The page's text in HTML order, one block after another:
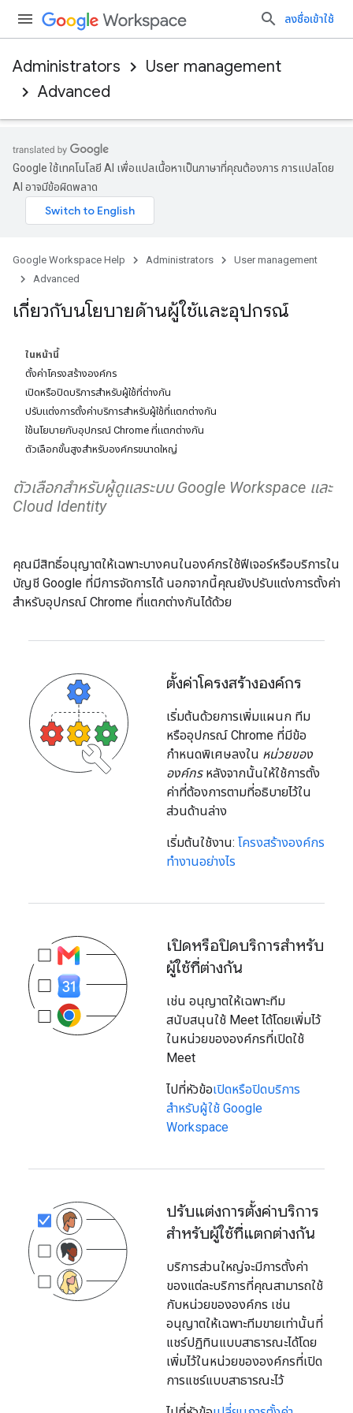
ลงชื่อเข้าใช้
Administrators
User management
Advanced
Google ใช้เทคโนโลยี AI เพื่อแปลเนื้อหาเป็นภาษาที่คุณต้องการ การแปลโดย
AI อาจมีข้อผิดพลาด
Google Workspace Help Administrators
User management
Advanced
เกี่ยวกับนโยบายด้านผู้ใช้และอุปกรณ์
ในหน้านี้
ตั้งค่าโครงสร้างองค์กร
เปิดหรือปิดบริการสำหรับผู้ใช้ที่ต่างกัน
ปรับแต่งการตั้งค่าบริการสำหรับผู้ใช้ที่แตกต่างกัน
ใช้นโยบายกับอุปกรณ์ Chrome ที่แตกต่างกัน
ตัวเลือกขั้นสูงสำหรับองค์กรขนาดใหญ่
ตัวเลือกสำหรับผู้ดูแลระบบ ​Google Workspace​ และ
Cloud Identity
คุณมีสิทธิ์อนุญาตให้เฉพาะบางคนในองค์กรใช้ฟีเจอร์หรือบริการใน
บัญชี Google ที่มีการจัดการได้ นอกจากนี้คุณยังปรับแต่งการตั้งค่า
สำหรับอุปกรณ์ Chrome ที่แตกต่างกันได้ด้วย
ตั้งค่าโครงสร้างองค์กร
เริ่มต้นด้วยการเพิ่มแผนก ทีม
หรืออุปกรณ์ Chrome ที่มีข้อ
กำหนดพิเศษลงใน หน่วยของ
องค์กรหลังจากนั้นให้ใช้การตั้ง
ค่าที่ต้องการตามที่อธิบายไว้ใน
ส่วนด้านล่าง
เริ่มต้นใช้งาน: โครงสร้างองค์กร
ทำงานอย่างไร
เปิดหรือปิดบริการสำหรับ
ผู้ใช้ที่ต่างกัน
เช่น อนุญาตให้เฉพาะทีม
สนับสนุนใช้ Meet ได้โดยเพิ่มไว้
ในหน่วยขององค์กรที่เปิดใช้
Meet
ไปที่หัวข้อเปิดหรือปิดบริการ
สำหรับผู้ใช้ Google
Workspace
ปรับแต่งการตั้งค่าบริการ
สำหรับผู้ใช้ที่แตกต่างกัน
บริการส่วนใหญ่จะมีการตั้งค่า
ของแต่ละบริการที่คุณสามารถใช้
กับหน่วยขององค์กร เช่น
อนุญาตให้เฉพาะทีมขายเท่านั้นที่
แชร์ปฏิทินแบบสาธารณะได้โดย
เพิ่มไว้ในหน่วยขององค์กรที่เปิด
การแชร์แบบสาธารณะไว้